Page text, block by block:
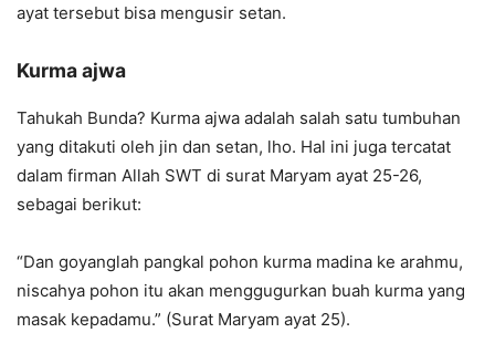
ayat tersebut bisa mengusir setan.
Kurma ajwa
Tahukah Bunda? Kurma ajwa adalah salah satu tumbuhan
yang ditakuti oleh jin dan setan, lho. Hal ini juga tercatat
dalam firman Allah SWT di surat Maryam ayat 25-26,
sebagai berikut:
“Dan goyanglah pangkal pohon kurma madina ke arahmu,
niscahya pohon itu akan menggugurkan buah kurma yang
masak kepadamu.” (Surat Maryam ayat 25).